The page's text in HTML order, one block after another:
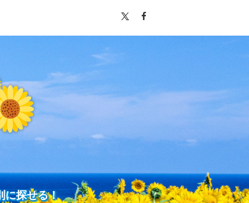
に探せる！